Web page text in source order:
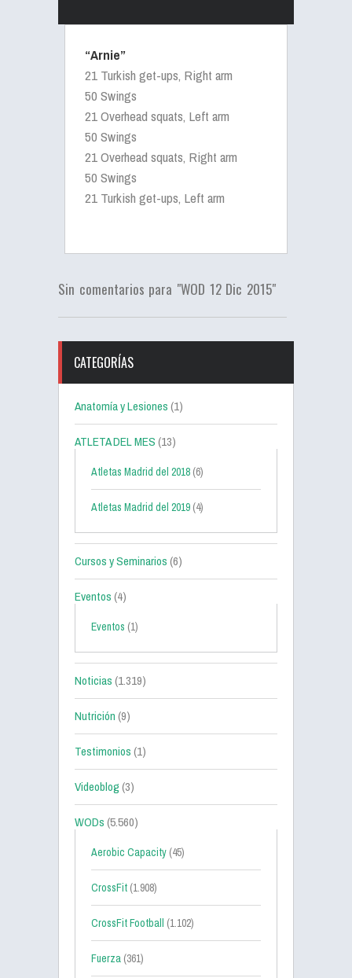
“Arnie”
21 Turkish get-ups, Right arm
50 Swings
21 Overhead squats, Left arm
50 Swings
21 Overhead squats, Right arm
50 Swings
21 Turkish get-ups, Left arm
Sin comentarios para "WOD 12 Dic 2015"
CATEGORÍAS
Anatomía y Lesiones(1)
ATLETA DEL MES(13)
Atletas Madrid del 2018 (6)
Atletas Madrid del 2019 (4)
Cursos y Seminarios(6)
Eventos(4)
Eventos (1)
Noticias(1.319)
Nutrición(9)
Testimonios(1)
Videoblog(3)
WODs(5.560)
Aerobic Capacity (45)
CrossFit (1.908)
CrossFit Football (1.102)
Fuerza (361)